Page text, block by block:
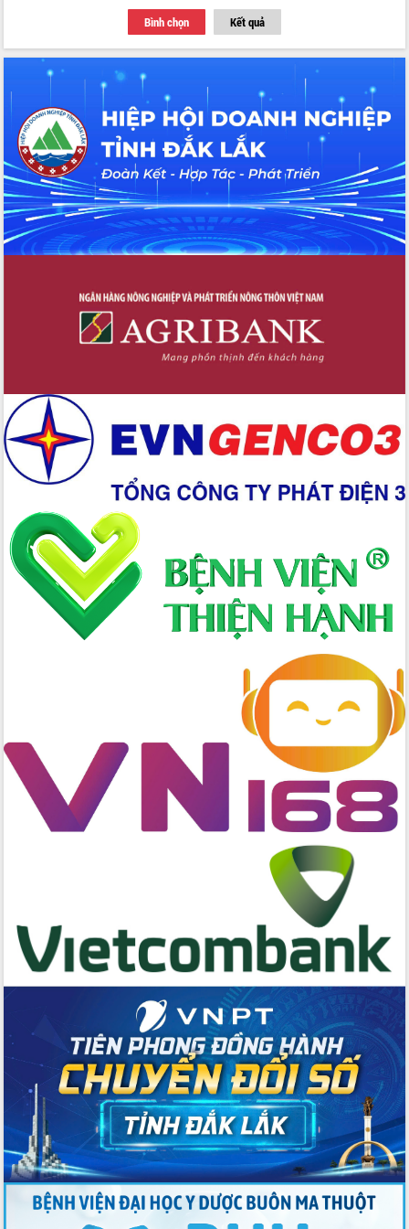
Tập huấn ứng dụng trí tuệ nhân tạo (AI)
trong thương mại điện tử năm 2026
Đoàn đại biểu Quốc hội tỉnh Đắk Lắk
trao đổi thông tin trước Kỳ họp thứ
nhất, Quốc hội khóa XVI
Quyết liệt cải cách hành chính, khơi
thông nguồn lực phát triển
Nâng cao hiệu lực, hiệu quả HĐND
tỉnh thông qua hiện đại hóa hành chính
Xã Ea Phê gắn cải cách hành chính với
chuyển đổi số
Phó Chủ tịch Thường trực UBND tỉnh
Hồ Thị Nguyên Thảo làm việc tại Trung
Xây dựng nền hành chính số đồng
hành cùng nông dân dân, doanh nghiệp
Giai đoạn 2026-2030, Đắk Lắk phấn
mới
Chuyển đổi số 'mở đường' cho nông
nghiệp Đắk Lắk tăng trưởng bứt phá
Triển khai đồng bộ đo đạc, lập hồ sơ
địa chính, hoàn thiện cơ sở dữ liệu đất
Ứng dụng sinh trắc học - Bước tiến
trong hành trình chuyển đổi số tại Đắk
Lắk
Đắk Lắk nâng cao hiệu quả công tác
Đảng từ Sổ tay đảng viên điện tử
Đắk Lắk đẩy mạnh nuôi biển công
nghệ, hướng tới phát triển thủy sản
Quyền của người tiêu dùng Việt Nam
2026
Đẩy mạnh cải cách hành chính, quyết
tâm đạt được mục tiêu tăng trưởng
hai con số trong năm 2026
Nhân dân tỉnh
Bệnh án điện tử thúc đẩy chuyển đổi
số y tế tại Đắk Lắk
không gian tri thức trong thời đại số
Đánh giá, rút kinh nghiệm công tác tổ
chức diễn tập trước ngày bầu cử
Chương trình “Gặp gỡ hữu nghị –
Friendship Meeting New Year 2026”
Bầu cử Quốc hội và HĐND: Cử tri Đắk
Lắk gửi gắm niềm tin, kỳ vọng vào lá
phiếu
Đắk Lắk sẵn sàng các điều kiện cho
Ngày hội bầu cử đại biểu Quốc hội
khóa XVI và HĐND các cấp nhiệm kỳ
Bình chọn Kết quả